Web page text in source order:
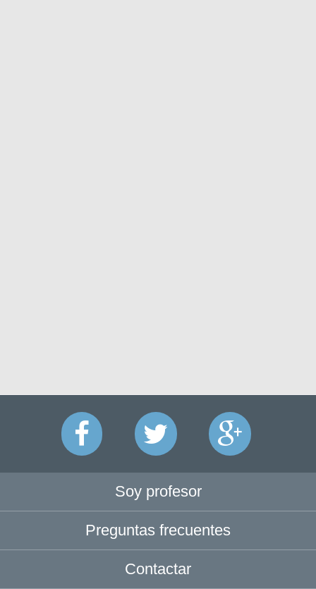
Soy profesor
Preguntas frecuentes
Contactar